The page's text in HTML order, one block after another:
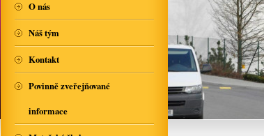
O nás
Náš tým
Kontakt
Povinně zveřejňované
informace